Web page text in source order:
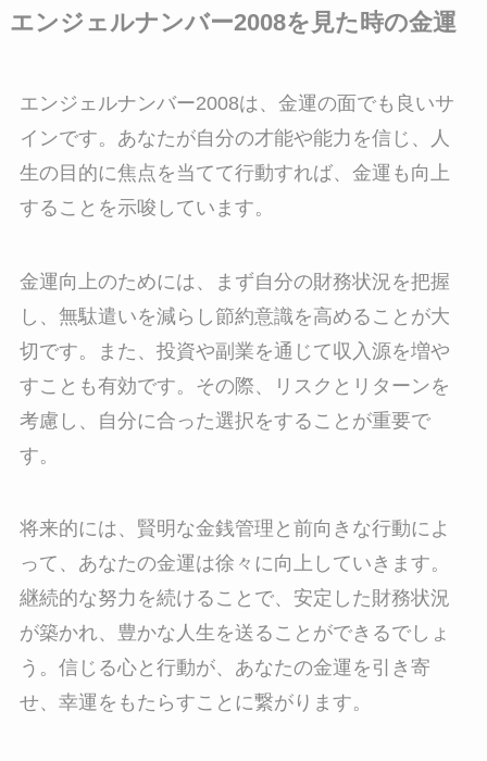
エンジェルナンバー2008を見た時の金運
エンジェルナンバー2008は、金運の面でも良いサ
インです。あなたが自分の才能や能力を信じ、人
生の目的に焦点を当てて行動すれば、金運も向上
することを示唆しています。
金運向上のためには、まず自分の財務状況を把握
し、無駄遣いを減らし節約意識を高めることが大
切です。また、投資や副業を通じて収入源を増や
すことも有効です。その際、リスクとリターンを
考慮し、自分に合った選択をすることが重要で
す。
将来的には、賢明な金銭管理と前向きな行動によ
って、あなたの金運は徐々に向上していきます。
継続的な努力を続けることで、安定した財務状況
が築かれ、豊かな人生を送ることができるでしょ
う。信じる心と行動が、あなたの金運を引き寄
せ、幸運をもたらすことに繋がります。